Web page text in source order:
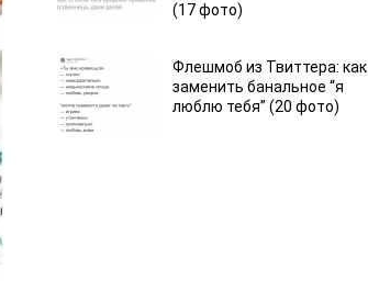
(17 фото)
Флешмоб из Твиттера: как
заменить банальное “я
люблю тебя” (20 фото)